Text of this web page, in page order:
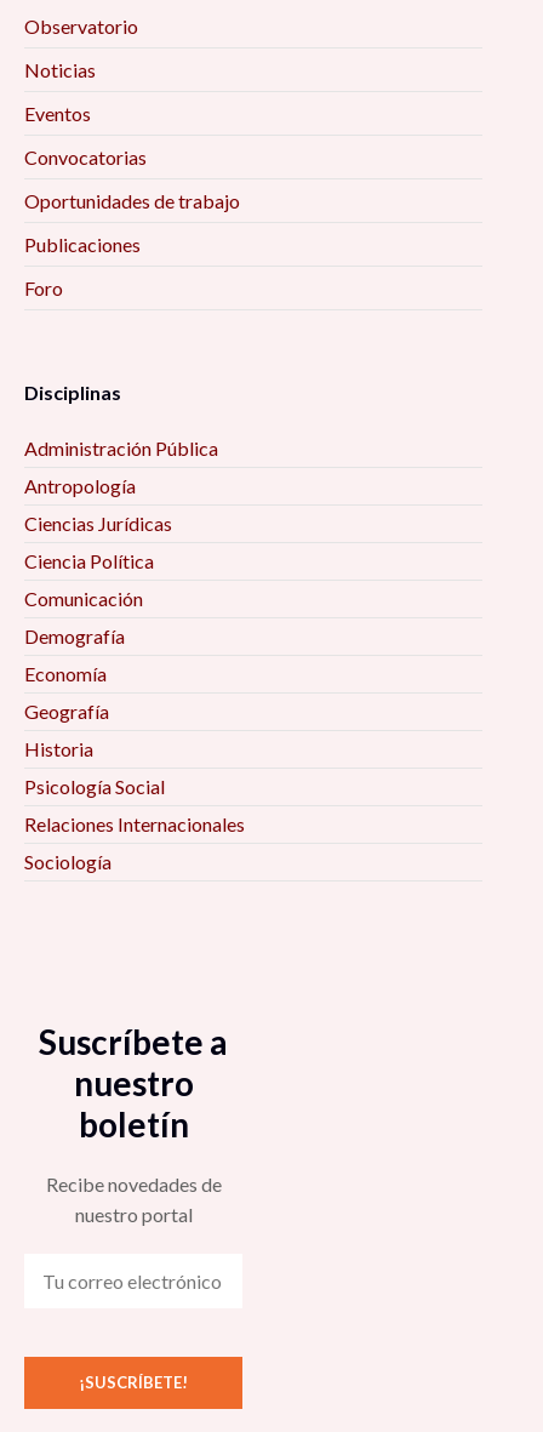
Observatorio
Noticias
Eventos
Convocatorias
Oportunidades de trabajo
Publicaciones
Foro
Disciplinas
Administración Pública
Antropología
Ciencias Jurídicas
Ciencia Política
Comunicación
Demografía
Economía
Geografía
Historia
Psicología Social
Relaciones Internacionales
Sociología
Suscríbete a
nuestro
boletín
Recibe novedades de
nuestro portal